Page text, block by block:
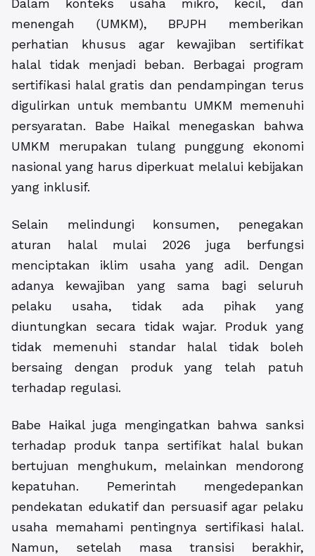
Dalam konteks usaha mikro, kecil, dan
menengah (UMKM), BPJPH memberikan
perhatian khusus agar kewajiban sertifikat
halal tidak menjadi beban. Berbagai program
sertifikasi halal gratis dan pendampingan terus
digulirkan untuk membantu UMKM memenuhi
persyaratan. Babe Haikal menegaskan bahwa
UMKM merupakan tulang punggung ekonomi
nasional yang harus diperkuat melalui kebijakan
yang inklusif.
Selain melindungi konsumen, penegakan
aturan halal mulai 2026 juga berfungsi
menciptakan iklim usaha yang adil. Dengan
adanya kewajiban yang sama bagi seluruh
pelaku usaha, tidak ada pihak yang
diuntungkan secara tidak wajar. Produk yang
tidak memenuhi standar halal tidak boleh
bersaing dengan produk yang telah patuh
terhadap regulasi.
Babe Haikal juga mengingatkan bahwa sanksi
terhadap produk tanpa sertifikat halal bukan
bertujuan menghukum, melainkan mendorong
kepatuhan. Pemerintah mengedepankan
pendekatan edukatif dan persuasif agar pelaku
usaha memahami pentingnya sertifikasi halal.
Namun, setelah masa transisi berakhir,